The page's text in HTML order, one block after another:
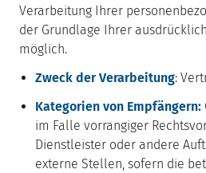
Verarbeitung Ihrer
der Grundlage Ihrer
möglich.
Zweck der Verarbeitung:
Kategorien von Empfängern:
im Falle vorrangiger
Dienstleister oder andere
externe Stellen, sofern die